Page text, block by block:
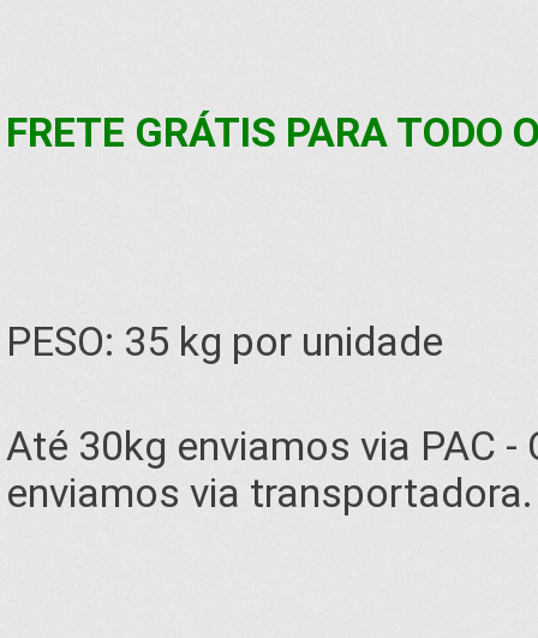
FRETE GRÁTIS PARA TODO
PESO: 35 kg por unidade
Até 30kg enviamos via PAC -
enviamos via transportadora.